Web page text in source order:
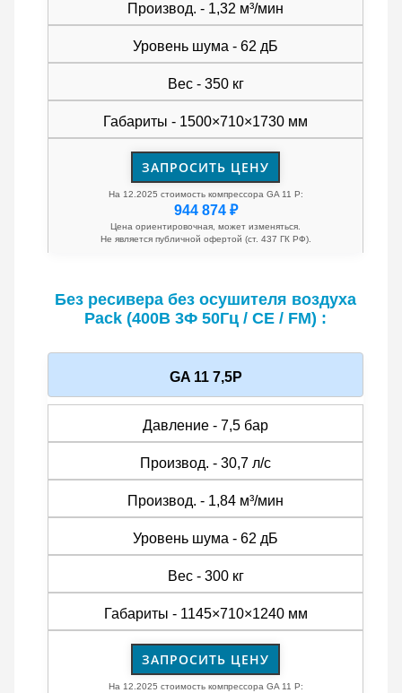
Производ. - 1,32 м³/мин
Уровень шума - 62 дБ
Вес - 350 кг
Габариты - 1500×710×1730 мм
ЗАПРОСИТЬ ЦЕНУ
На 12.2025 стоимость компрессора GA 11 P:
944 874 ₽
Цена ориентировочная, может изменяться.
Не является публичной офертой (ст. 437 ГК РФ).
Без ресивера без осушителя воздуха
Pack (400В 3Ф 50Гц / CE / FM) :
GA 11 7,5P
Давление - 7,5 бар
Производ. - 30,7 л/с
Производ. - 1,84 м³/мин
Уровень шума - 62 дБ
Вес - 300 кг
Габариты - 1145×710×1240 мм
ЗАПРОСИТЬ ЦЕНУ
На 12.2025 стоимость компрессора GA 11 P: